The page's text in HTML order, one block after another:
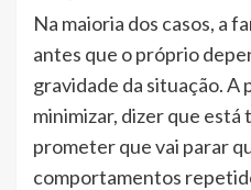
Na maioria dos casos, a
antes que o próprio
gravidade da situação. A
minimizar, dizer que
prometer que vai parar
comportamentos